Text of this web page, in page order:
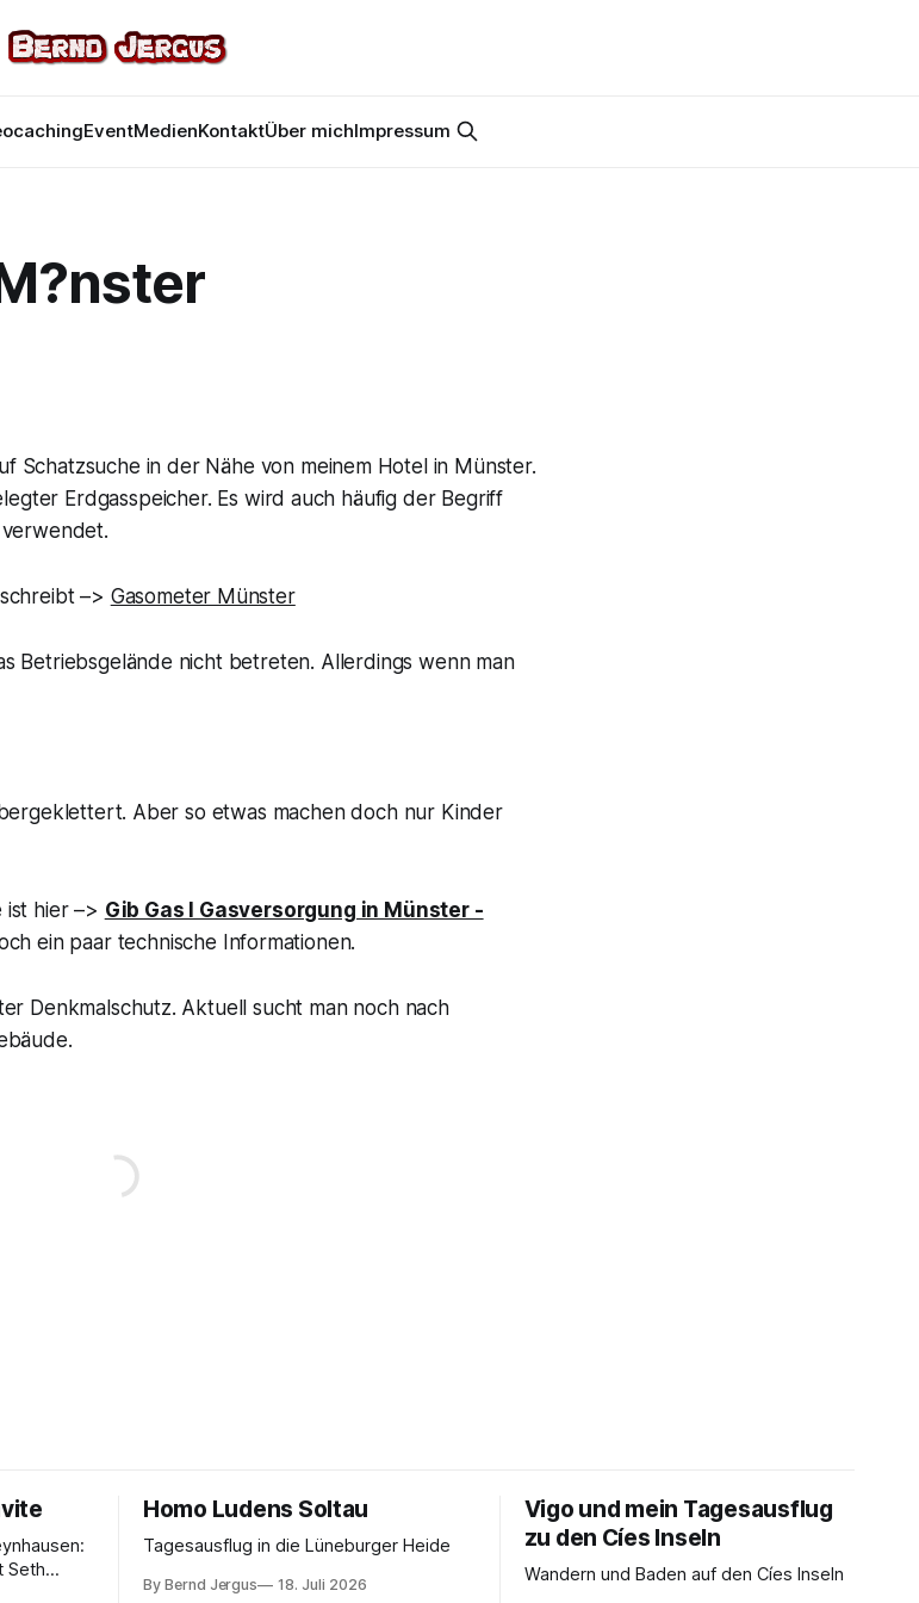
EventMedienKontaktÜber michImpressum
Schatzsuche in der Nähe von meinem Hotel in Münster.
Erdgasspeicher. Es wird auch häufig der Begriff
–> Gasometer Münster
Betriebsgelände nicht betreten. Allerdings wenn man
Aber so etwas machen doch nur Kinder
ist hier –> Gib Gas I Gasversorgung in Münster -
ein paar technische Informationen.
Denkmalschutz. Aktuell sucht man noch nach
Seth
Homo Ludens Soltau
Tagesausflug in die Lüneburger Heide
By Bernd Jergus 18. Juli 2026
Vigo und mein Tagesausflug
zu den Cíes Inseln
Wandern und Baden auf den Cíes Inseln